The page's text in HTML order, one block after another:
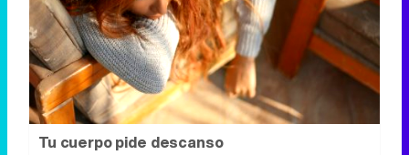
Tu cuerpo pide descanso